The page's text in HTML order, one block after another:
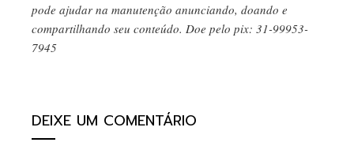
pode ajudar na manutenção anunciando, doando e
compartilhando seu conteúdo. Doe pelo pix: 31-99953-
7945
DEIXE UM COMENTÁRIO